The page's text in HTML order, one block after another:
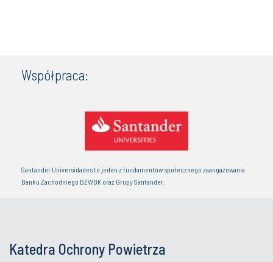
Współpraca:
Santander Universidades to jeden z fundamentów społecznego zaangażowania
Banku Zachodniego BZWBK oraz Grupy Santander.
Katedra Ochrony Powietrza